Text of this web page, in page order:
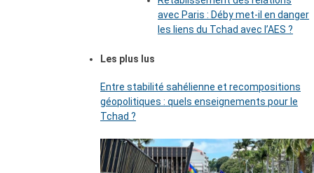
avec Paris : Déby met-il en danger
les liens du Tchad avec l’AES ?
Les plus lus
Entre stabilité sahélienne et recompositions
géopolitiques : quels enseignements pour le
Tchad ?